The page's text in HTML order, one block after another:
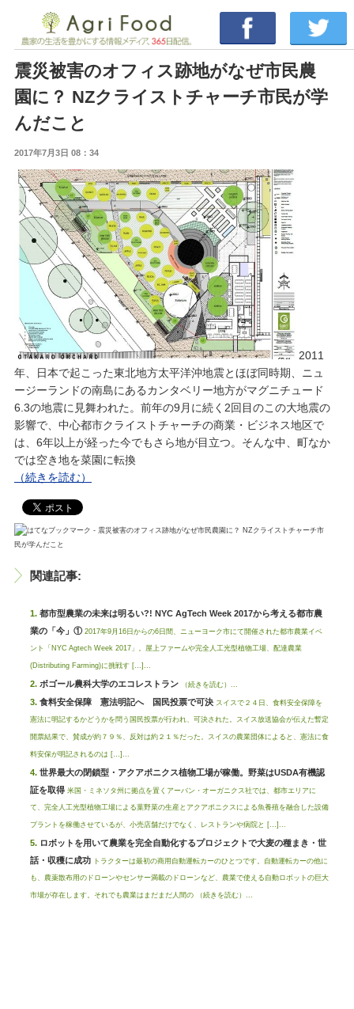
震災被害のオフィス跡地がなぜ市民農
園に？ NZクライストチャーチ市民が学
んだこと
2017年7月3日 08：34
2011
年、日本で起こった東北地方太平洋沖地震とほぼ同時期、ニュ
ージーランドの南島にあるカンタベリー地方がマグニチュード
6.3の地震に見舞われた。前年の9月に続く2回目のこの大地震の
影響で、中心都市クライストチャーチの商業・ビジネス地区で
は、6年以上が経った今でもさら地が目立つ。そんな中、町なか
では空き地を菜園に転換
（続きを読む）
関連記事:
都市型農業の未来は明るい?! NYC AgTech Week 2017から考える都市農
業の「今」① 2017年9月16日からの6日間、ニューヨーク市にて開催された都市農業イベ
ント「NYC Agtech Week 2017」。屋上ファームや完全人工光型植物工場、配達農業
(Distributing Farming)に挑戦す […]...
ボゴール農科大学のエコレストラン
（続きを読む）...
食料安全保障 憲法明記へ 国民投票で可決 スイスで２４日、食料安全保障を
憲法に明記するかどうかを問う国民投票が行われ、可決された。スイス放送協会が伝えた暫定
開票結果で、賛成が約７９％、反対は約２１％だった。スイスの農業団体によると、憲法に食
料安保が明記されるのは […]...
世界最大の閉鎖型・アクアポニクス植物工場が稼働。野菜はUSDA有機認
証を取得 米国・ミネソタ州に拠点を置くアーバン・オーガニクス社では、都市エリアに
て、完全人工光型植物工場による葉野菜の生産とアクアポニクスによる魚養殖を融合した設備
プラントを稼働させているが、小売店舗だけでなく、レストランや病院と […]...
ロボットを用いて農業を完全自動化するプロジェクトで大麦の種まき・世
話・収穫に成功 トラクターは最初の商用自動運転カーのひとつです。自動運転カーの他に
も、農薬散布用のドローンやセンサー満載のドローンなど、農業で使える自動ロボットの巨大
市場が存在します。それでも農業はまだまだ人間の （続きを読む）...